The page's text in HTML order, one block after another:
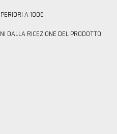
A 100€
DALLA RICEZIONE DEL PRODOTTO.